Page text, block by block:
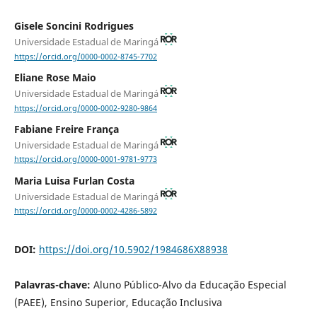
Gisele Soncini Rodrigues
Universidade Estadual de Maringá
https://orcid.org/0000-0002-8745-7702
Eliane Rose Maio
Universidade Estadual de Maringá
https://orcid.org/0000-0002-9280-9864
Fabiane Freire França
Universidade Estadual de Maringá
https://orcid.org/0000-0001-9781-9773
Maria Luisa Furlan Costa
Universidade Estadual de Maringá
https://orcid.org/0000-0002-4286-5892
DOI: https://doi.org/10.5902/1984686X88938
Palavras-chave: Aluno Público-Alvo da Educação Especial
(PAEE), Ensino Superior, Educação Inclusiva